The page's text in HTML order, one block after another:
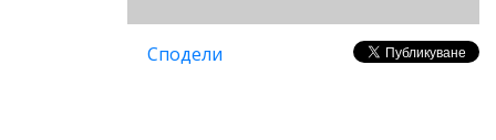
Сподели